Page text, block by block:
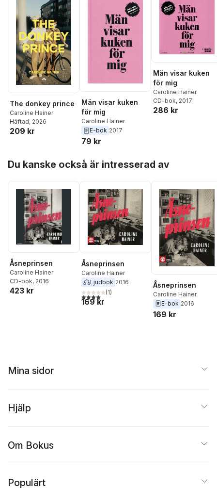
The donkey prince
Caroline Hainer
Häftad, 2026
209 kr
Män visar kuken
för mig
Caroline Hainer
E-bok 2017
79 kr
Män visar kuken
för mig
Caroline Hainer
CD-bok, 2017
286 kr
Du kanske också är intresserad av
Åsneprinsen
Caroline Hainer
CD-bok, 2016
423 kr
Åsneprinsen
Caroline Hainer
Ljudbok 2016
4,0utav 5 stjärnor. Totalt antal röster:
(1)
169 kr
Åsneprinsen
Caroline Hainer
E-bok 2016
169 kr
Mina sidor
Hjälp
Om Bokus
Populärt